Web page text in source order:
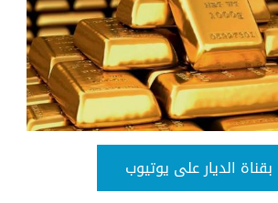
الديار على يوتيوب